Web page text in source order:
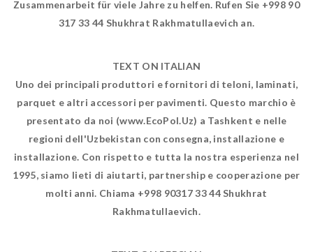
Zusammenarbeit für viele Jahre zu helfen. Rufen Sie +998 90
317 33 44 Shukhrat Rakhmatullaevich an.
TEXT ON ITALIAN
Uno dei principali produttori e fornitori di teloni, laminati,
parquet e altri accessori per pavimenti. Questo marchio è
presentato da noi (www.EcoPol.Uz) a Tashkent e nelle
regioni dell'Uzbekistan con consegna, installazione e
installazione. Con rispetto e tutta la nostra esperienza nel
1995, siamo lieti di aiutarti, partnership e cooperazione per
molti anni. Chiama +998 90317 33 44 Shukhrat
Rakhmatullaevich.